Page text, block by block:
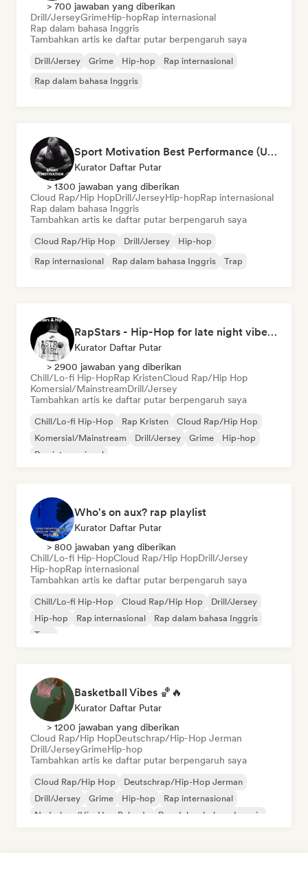
> 700 jawaban yang diberikan
Drill/JerseyGrimeHip-hopRap internasional
Rap dalam bahasa Inggris
Tambahkan artis ke daftar putar berpengaruh saya
Drill/Jersey Grime Hip-hop
Rap internasional
Rap dalam bahasa Inggris
Sport Motivation Best Performance (Uniside Digital)
Kurator Daftar Putar
> 1300 jawaban yang diberikan
Cloud Rap/Hip HopDrill/JerseyHip-hopRap internasional
Rap dalam bahasa Inggris
Tambahkan artis ke daftar putar berpengaruh saya
Cloud Rap/Hip Hop Drill/Jersey
Hip-hop
Rap internasional
Rap dalam bahasa Inggris Trap
RapStars - Hip-Hop for late night vibes (by Music Outsider)
Kurator Daftar Putar
> 2900 jawaban yang diberikan
Chill/Lo-fi Hip-HopRap KristenCloud Rap/Hip Hop
Komersial/MainstreamDrill/Jersey
Tambahkan artis ke daftar putar berpengaruh saya
Chill/Lo-fi Hip-Hop Rap Kristen
Cloud Rap/Hip Hop
Komersial/Mainstream
Drill/Jersey Grime
Hip-hop
Rap internasional
Who's on aux? rap playlist
Kurator Daftar Putar
> 800 jawaban yang diberikan
Chill/Lo-fi Hip-HopCloud Rap/Hip HopDrill/Jersey
Hip-hopRap internasional
Tambahkan artis ke daftar putar berpengaruh saya
Chill/Lo-fi Hip-Hop Cloud Rap/Hip Hop
Drill/Jersey
Hip-hop
Rap internasional
Rap dalam bahasa Inggris
Trap
Basketball Vibes 🏀🔥
Kurator Daftar Putar
> 1200 jawaban yang diberikan
Cloud Rap/Hip HopDeutschrap/Hip-Hop Jerman
Drill/JerseyGrimeHip-hop
Tambahkan artis ke daftar putar berpengaruh saya
Cloud Rap/Hip Hop
Deutschrap/Hip-Hop Jerman
Drill/Jersey
Grime Hip-hop
Rap internasional
Nederhop/Hip-Hop Belanda
Rap dalam bahasa Inggris